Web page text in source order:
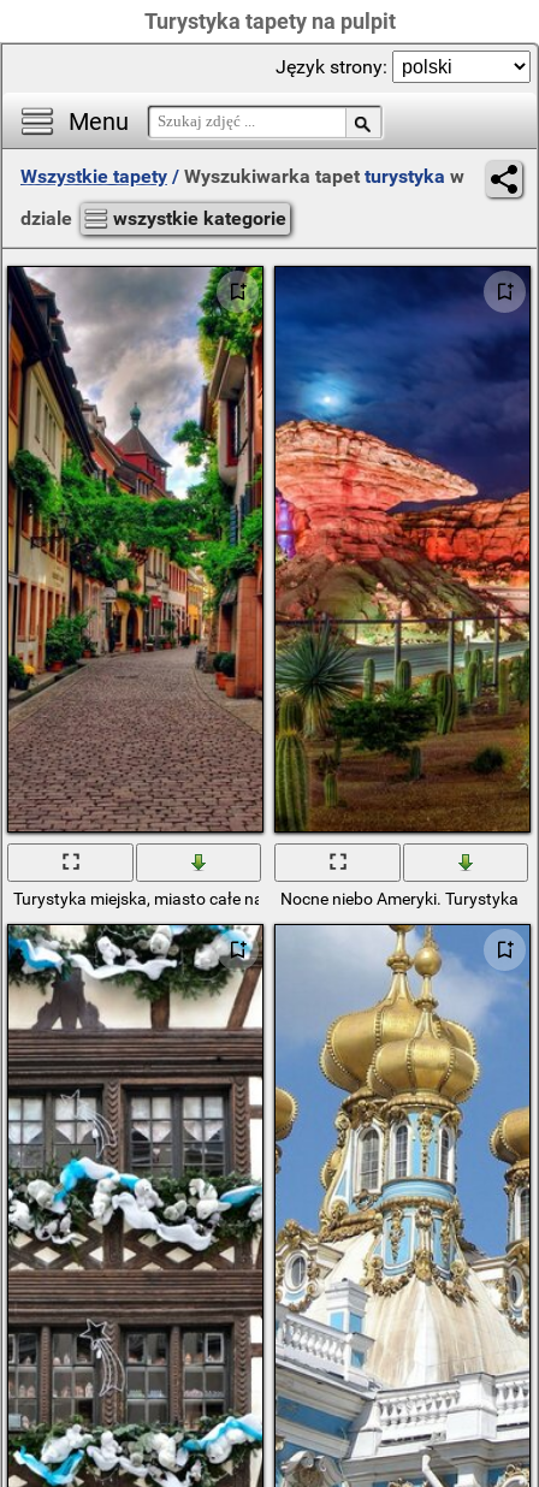
Turystyka tapety na pulpit
Menu
Język strony:
Wszystkie tapety / Wyszukiwarka tapet turystyka w
dziale
wszystkie kategorie
Turystyka miejska, miasto całe na ulicyNocne niebo Ameryki. Turystyka